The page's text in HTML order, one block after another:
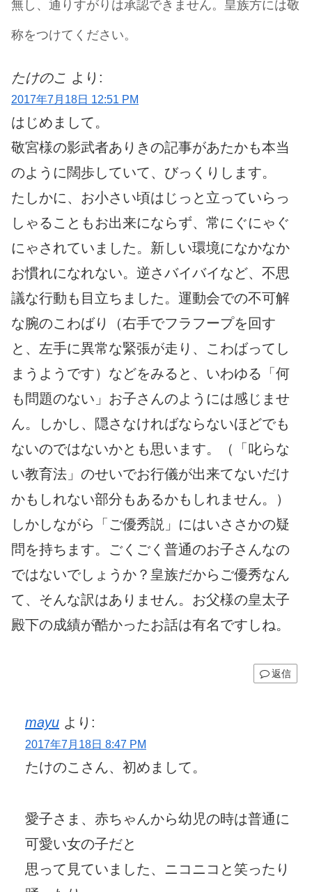
無し、通りすがりは承認できません。皇族方には敬
称をつけてください。
たけのこ より:
2017年7月18日 12:51 PM
はじめまして。
敬宮様の影武者ありきの記事があたかも本当
のように闊歩していて、びっくりします。
たしかに、お小さい頃はじっと立っていらっ
しゃることもお出来にならず、常にぐにゃぐ
にゃされていました。新しい環境になかなか
お慣れになれない。逆さバイバイなど、不思
議な行動も目立ちました。運動会での不可解
な腕のこわばり（右手でフラフープを回す
と、左手に異常な緊張が走り、こわばってし
まうようです）などをみると、いわゆる「何
も問題のない」お子さんのようには感じませ
ん。しかし、隠さなければならないほどでも
ないのではないかとも思います。（「叱らな
い教育法」のせいでお行儀が出来てないだけ
かもしれない部分もあるかもしれません。）
しかしながら「ご優秀説」にはいささかの疑
問を持ちます。ごくごく普通のお子さんなの
ではないでしょうか？皇族だからご優秀なん
て、そんな訳はありません。お父様の皇太子
殿下の成績が酷かったお話は有名ですしね。
返信
mayu より:
2017年7月18日 8:47 PM
たけのこさん、初めまして。
愛子さま、赤ちゃんから幼児の時は普通に
可愛い女の子だと
思って見ていました、ニコニコと笑ったり